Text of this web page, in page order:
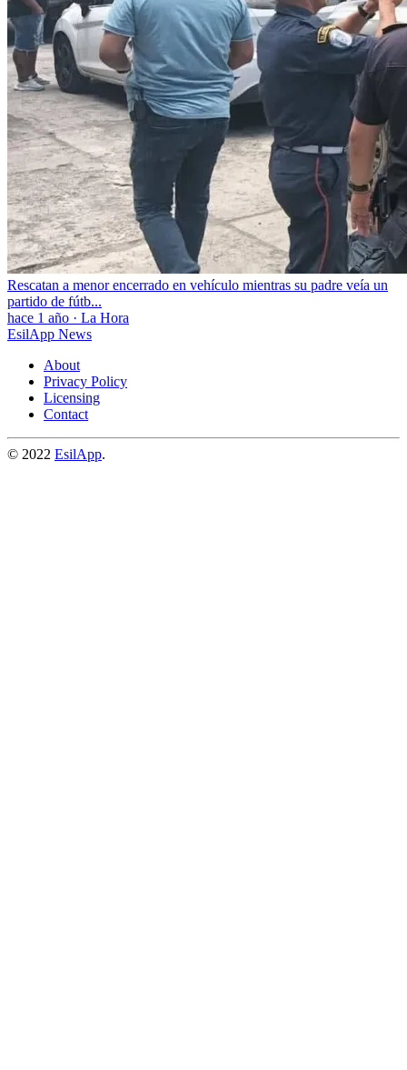
Rescatan a menor encerrado en vehículo mientras su padre veía un
partido de fútb...
hace 1 año · La Hora
EsilApp News
About
Privacy Policy
Licensing
Contact
© 2022 EsilApp.